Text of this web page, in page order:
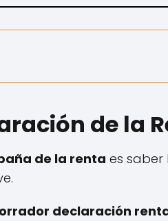
de la
de la renta es saber
declaración